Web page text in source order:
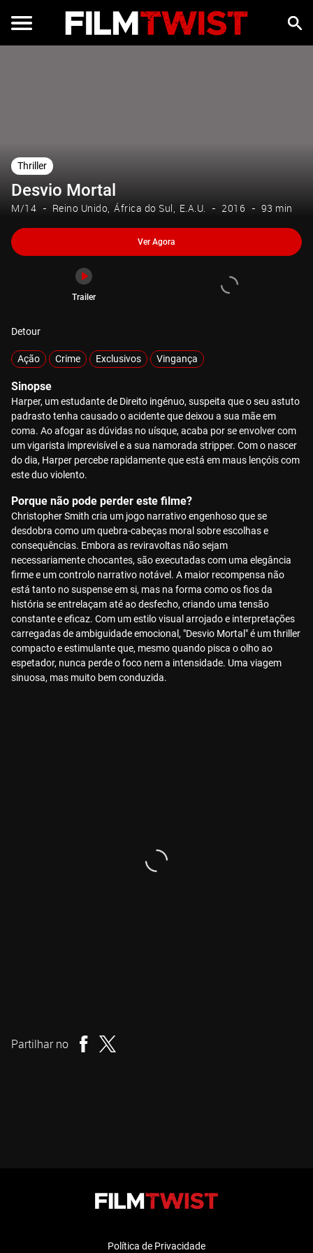
Thriller
Desvio Mortal
M/14 Reino Unido África do Sul E.A.U. 2016 93 min
Ver Agora
Trailer
Detour
Ação Crime Exclusivos Vingança
Sinopse
Harper, um estudante de Direito ingénuo, suspeita que o seu astuto
padrasto tenha causado o acidente que deixou a sua mãe em
coma. Ao afogar as dúvidas no uísque, acaba por se envolver com
um vigarista imprevisível e a sua namorada stripper. Com o nascer
do dia, Harper percebe rapidamente que está em maus lençóis com
este duo violento.
Porque não pode perder este filme?
Christopher Smith cria um jogo narrativo engenhoso que se
desdobra como um quebra-cabeças moral sobre escolhas e
consequências. Embora as reviravoltas não sejam
necessariamente chocantes, são executadas com uma elegância
firme e um controlo narrativo notável. A maior recompensa não
está tanto no suspense em si, mas na forma como os fios da
história se entrelaçam até ao desfecho, criando uma tensão
constante e eficaz. Com um estilo visual arrojado e interpretações
carregadas de ambiguidade emocional, "Desvio Mortal" é um thriller
compacto e estimulante que, mesmo quando pisca o olho ao
espetador, nunca perde o foco nem a intensidade. Uma viagem
sinuosa, mas muito bem conduzida.
Partilhar no
Política de Privacidade